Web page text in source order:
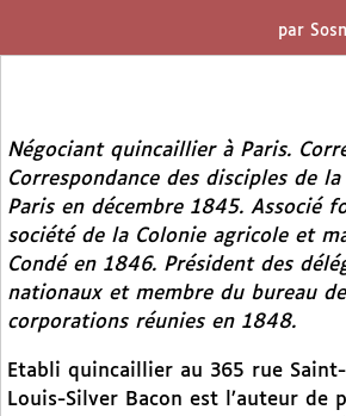
par
Négociant quincaillier à Paris.
Correspondance des disciples de la
Paris en décembre 1845. Associé
société de la Colonie agricole et
Condé en 1846. Président des
nationaux et membre du bureau
corporations réunies en 1848.
Etabli quincaillier au 365 rue
Louis-Silver Bacon est l’auteur de